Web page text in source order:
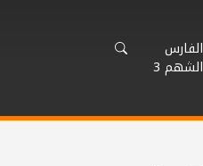
الفارس
الشهم 3